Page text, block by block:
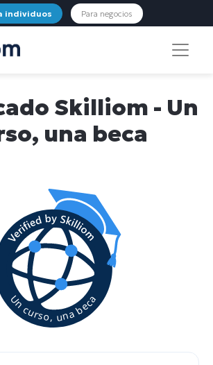
individuos Para negocios
Skilliom - Un
una beca